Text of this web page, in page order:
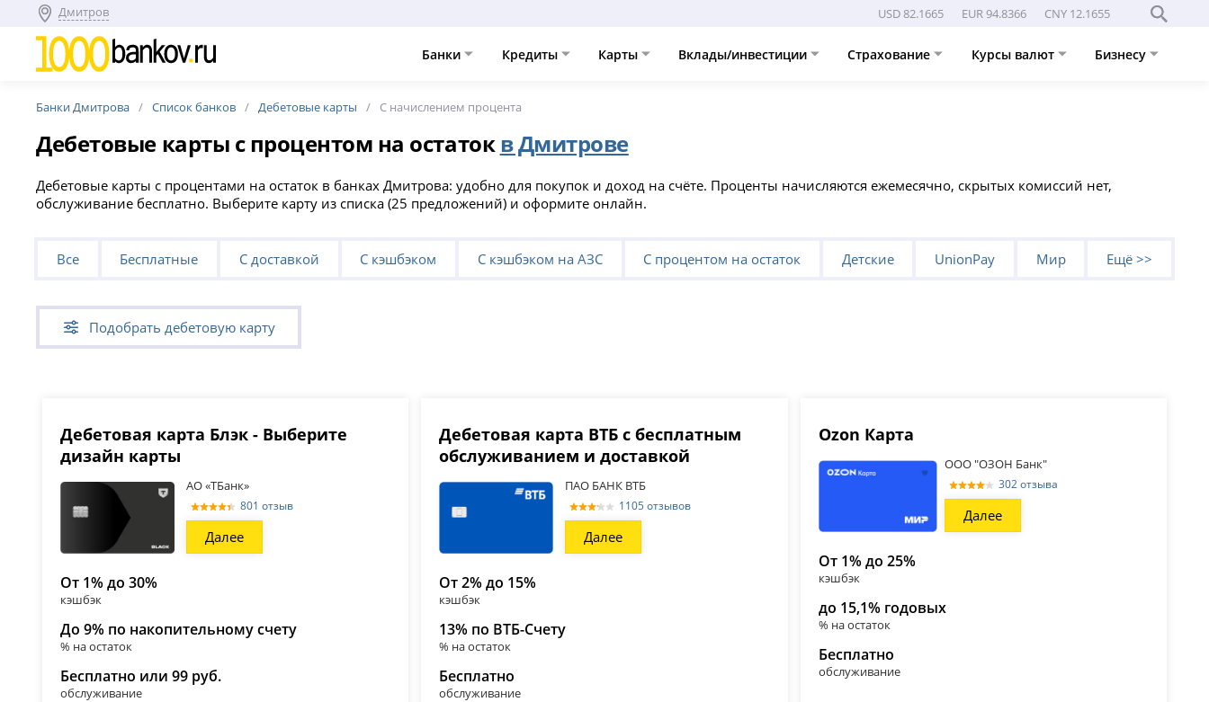
Дмитров USD 82.1665 EUR 94.8366 CNY 12.1655
Банки Кредиты Карты Вклады/инвестиции Страхование Курсы валют Бизнесу
Банки Дмитрова Список банков Дебетовые карты C начислением процента
Дебетовые карты с процентом на остатокв Дмитрове
Дебетовые карты с процентами на остаток в банках Дмитрова: удобно для покупок и доход на счёте. Проценты начисляются ежемесячно, скрытых комиссий нет,
обслуживание бесплатно. Выберите карту из списка (25 предложений) и оформите онлайн.
Все Бесплатные С доставкой С кэшбэком С кэшбэком на АЗС С процентом на остаток Детские UnionPay Мир Ещё >>
Подобрать дебетовую карту
Дебетовая карта Блэк - Выберите
дизайн карты
АО «ТБанк»
801 отзыв
Далее
От 1% до 30%
кэшбэк
До 9% по накопительному счету
% на остаток
Бесплатно или 99 руб.
обслуживание
Дебетовая карта ВТБ с бесплатным
обслуживанием и доставкой
ПАО БАНК ВТБ
1105 отзывов
Далее
От 2% до 15%
кэшбэк
13% по ВТБ-Счету
% на остаток
Бесплатно
обслуживание
Ozon Карта
ООО "ОЗОН Банк"
302 отзыва
Далее
От 1% до 25%
кэшбэк
до 15,1% годовых
% на остаток
Бесплатно
обслуживание